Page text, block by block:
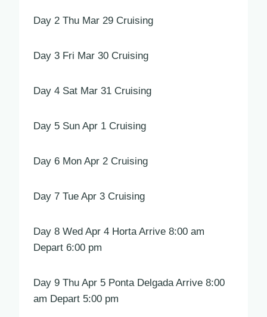
Day 2 Thu Mar 29 Cruising
Day 3 Fri Mar 30 Cruising
Day 4 Sat Mar 31 Cruising
Day 5 Sun Apr 1 Cruising
Day 6 Mon Apr 2 Cruising
Day 7 Tue Apr 3 Cruising
Day 8 Wed Apr 4 Horta Arrive 8:00 am
Depart 6:00 pm
Day 9 Thu Apr 5 Ponta Delgada Arrive 8:00
am Depart 5:00 pm